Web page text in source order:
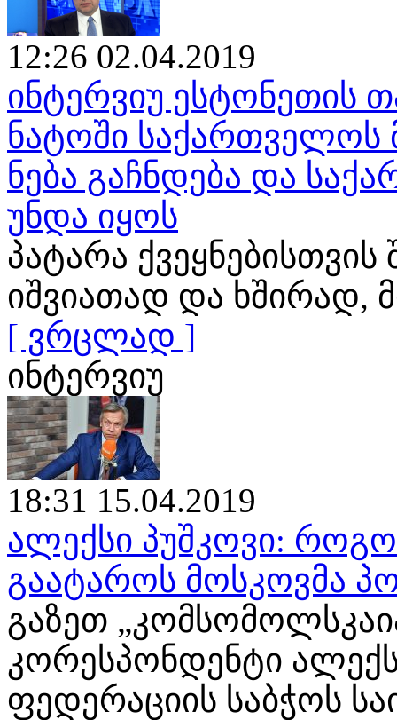
12:26 02.04.2019
ინტერვიუ ესტონეთის
ნატოში საქართველოს
ნება გაჩნდება და
უნდა იყოს
პატარა
იშვიათად და
[ ვრცლად ]
ინტერვიუ
18:31 15.04.2019
ალექსი პუშკოვი:
გაატაროს მოსკოვმა
გაზეთ
კორესპონდენტი
ფედერაციის საბჭოს